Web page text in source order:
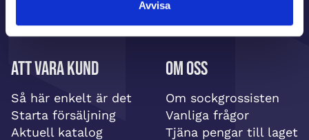
Avvisa
Att vara kund
Så här enkelt är det
Starta försäljning
Aktuell katalog
Om oss
Om sockgrossisten
Vanliga frågor
Tjäna pengar till laget